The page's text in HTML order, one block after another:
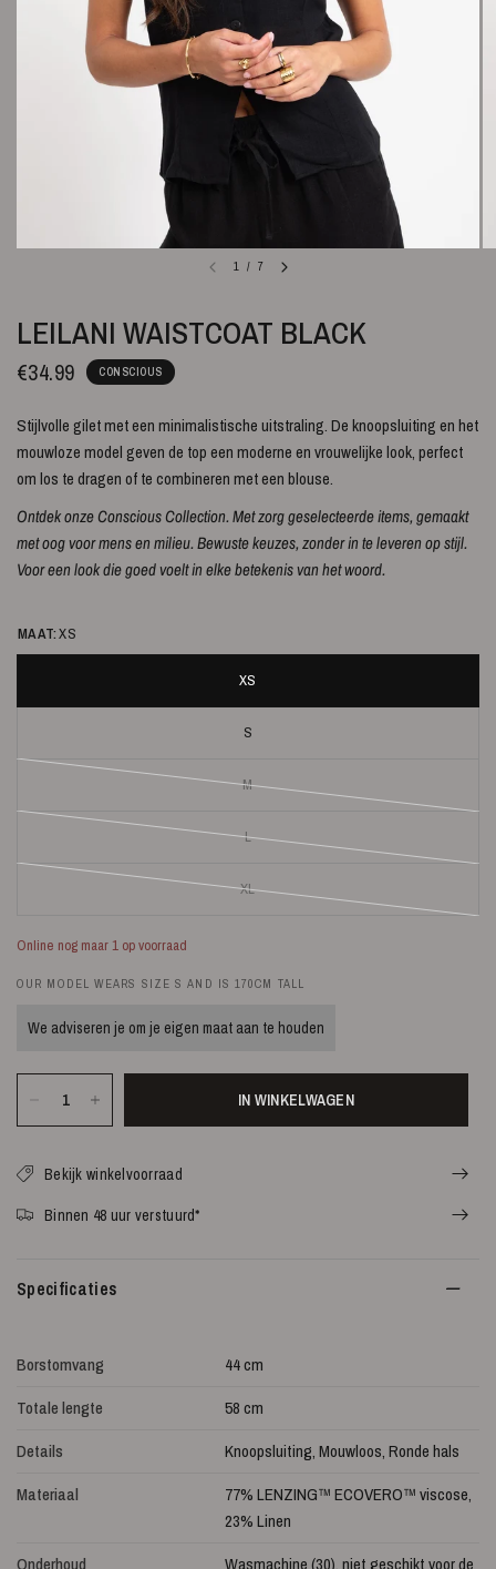
1 / 7
LEILANI WAISTCOAT BLACK
€34.99 CONSCIOUS
Stijlvolle gilet met een minimalistische uitstraling. De knoopsluiting en het
mouwloze model geven de top een moderne en vrouwelijke look, perfect
om los te dragen of te combineren met een blouse.
Ontdek onze Conscious Collection. Met zorg geselecteerde items, gemaakt
met oog voor mens en milieu. Bewuste keuzes, zonder in te leveren op stijl.
Voor een look die goed voelt in elke betekenis van het woord.
MAAT:XS
XS
S
M
L
XL
Online nog maar 1 op voorraad
OUR MODEL WEARS SIZE S AND IS 170CM TALL
We adviseren je om je eigen maat aan te houden
IN WINKELWAGEN
Bekijk winkelvoorraad
Binnen 48 uur verstuurd*
Specificaties
Borstomvang
44 cm
Totale lengte
58 cm
Details
Knoopsluiting, Mouwloos, Ronde hals
Materiaal
77% LENZING™ ECOVERO™ viscose,
23% Linen
Onderhoud
Wasmachine (30), niet geschikt voor de